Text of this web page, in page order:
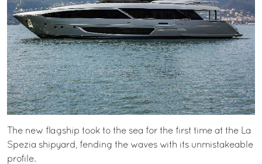
The new flagship took to the sea for the first time at the La
Spezia shipyard, fending the waves with its unmistakeable
profile.